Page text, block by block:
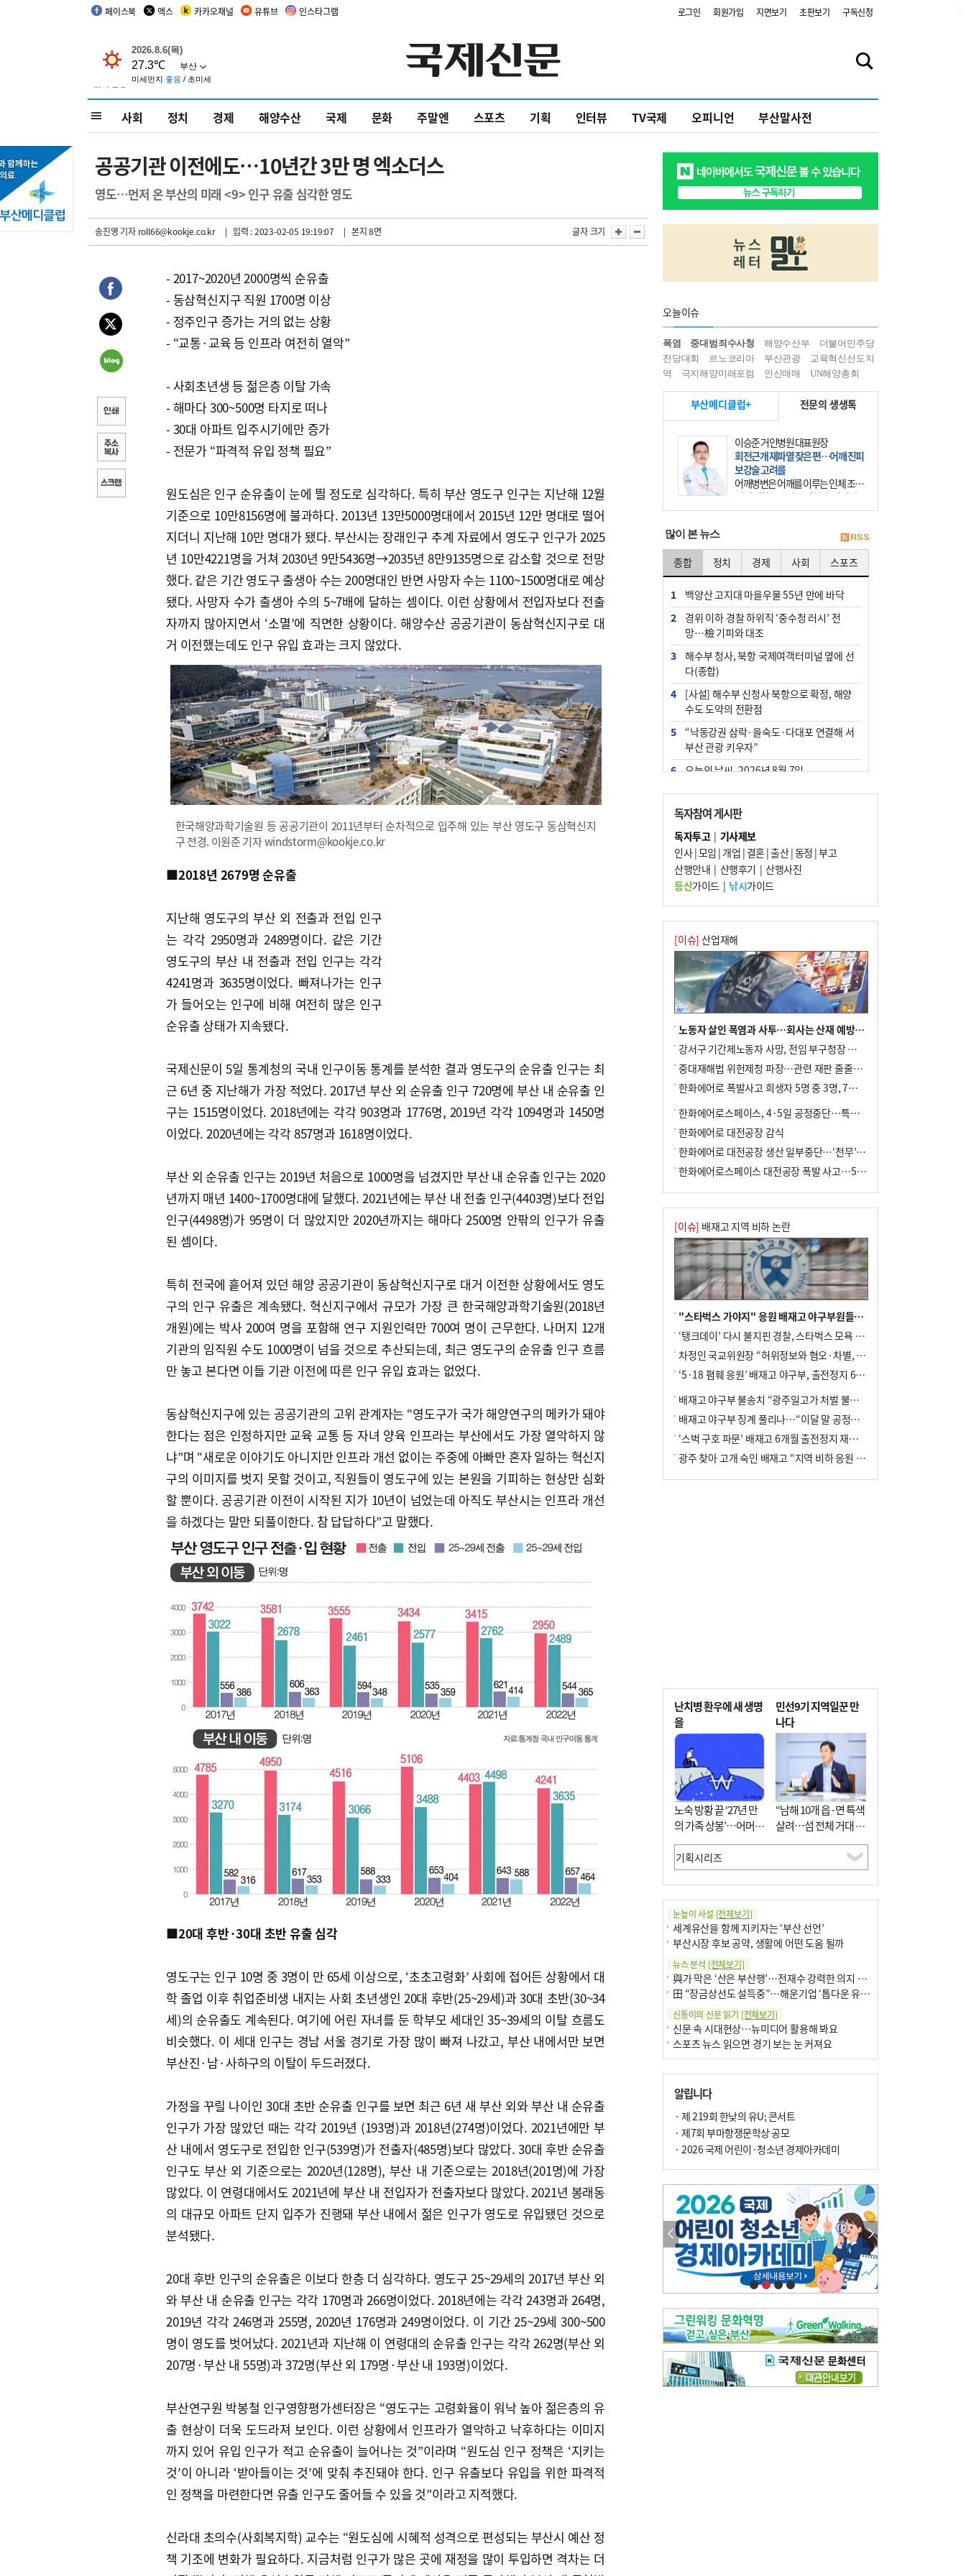
페이스북 엑스 카카오채널 유튜브 인스타그램 로그인 회원가입 지면보기 초판보기 구독신청
사회 정치 경제 해양수산 국제 문화 주말엔 스포츠 기획 인터뷰 TV국제 오피니언 부산말사전
공공기관 이전에도…10년간 3만 명 엑소더스
영도…먼저 온 부산의 미래 <9> 인구 유출 심각한 영도
송진영 기자roll66@kookje.co.kr | 입력 : 2023-02-05 19:19:07 | 본지 8면 글자 크기
- 2017~2020년 2000명씩 순유출
- 동삼혁신지구 직원 1700명 이상
- 정주인구 증가는 거의 없는 상황
- “교통·교육 등 인프라 여전히 열악”
- 사회초년생 등 젊은층 이탈 가속
- 해마다 300~500명 타지로 떠나
- 30대 아파트 입주시기에만 증가
- 전문가 “파격적 유입 정책 필요”
원도심은 인구 순유출이 눈에 띌 정도로 심각하다. 특히 부산 영도구 인구는 지난해 12월
기준으로 10만8156명에 불과하다. 2013년 13만5000명대에서 2015년 12만 명대로 떨어
지더니 지난해 10만 명대가 됐다. 부산시는 장래인구 추계 자료에서 영도구 인구가 2025
년 10만4221명을 거쳐 2030년 9만5436명→2035년 8만9135명으로 감소할 것으로 전망
했다. 같은 기간 영도구 출생아 수는 200명대인 반면 사망자 수는 1100~1500명대로 예상
됐다. 사망자 수가 출생아 수의 5~7배에 달하는 셈이다. 이런 상황에서 전입자보다 전출
자까지 많아지면서 ‘소멸’에 직면한 상황이다. 해양수산 공공기관이 동삼혁신지구로 대
거 이전했는데도 인구 유입 효과는 크지 않았다.
한국해양과학기술원 등 공공기관이 2011년부터 순차적으로 입주해 있는 부산 영도구 동삼혁신지
구 전경. 이원준 기자 windstorm@kookje.co.kr
■2018년 2679명 순유출
지난해 영도구의 부산 외 전출과 전입 인구
는 각각 2950명과 2489명이다. 같은 기간
영도구의 부산 내 전출과 전입 인구는 각각
4241명과 3635명이었다. 빠져나가는 인구
가 들어오는 인구에 비해 여전히 많은 인구
순유출 상태가 지속됐다.
국제신문이 5일 통계청의 국내 인구이동 통계를 분석한 결과 영도구의 순유출 인구는 최
근 6년 중 지난해가 가장 적었다. 2017년 부산 외 순유출 인구 720명에 부산 내 순유출 인
구는 1515명이었다. 2018년에는 각각 903명과 1776명, 2019년 각각 1094명과 1450명
이었다. 2020년에는 각각 857명과 1618명이었다.
부산 외 순유출 인구는 2019년 처음으로 1000명을 넘겼지만 부산 내 순유출 인구는 2020
년까지 매년 1400~1700명대에 달했다. 2021년에는 부산 내 전출 인구(4403명)보다 전입
인구(4498명)가 95명이 더 많았지만 2020년까지는 해마다 2500명 안팎의 인구가 유출
된 셈이다.
특히 전국에 흩어져 있던 해양 공공기관이 동삼혁신지구로 대거 이전한 상황에서도 영도
구의 인구 유출은 계속됐다. 혁신지구에서 규모가 가장 큰 한국해양과학기술원(2018년
개원)에는 박사 200여 명을 포함해 연구 지원인력만 700여 명이 근무한다. 나머지 12개
기관의 임직원 수도 1000명이 넘을 것으로 추산되는데, 최근 영도구의 순유출 인구 흐름
만 놓고 본다면 이들 기관 이전에 따른 인구 유입 효과는 없었다.
동삼혁신지구에 있는 공공기관의 고위 관계자는 “영도구가 국가 해양연구의 메카가 돼야
한다는 점은 인정하지만 교육 교통 등 자녀 양육 인프라는 부산에서도 가장 열악하지 않
냐”며 “새로운 이야기도 아니지만 인프라 개선 없이는 주중에 아빠만 혼자 일하는 혁신지
구의 이미지를 벗지 못할 것이고, 직원들이 영도구에 있는 본원을 기피하는 현상만 심화
할 뿐이다. 공공기관 이전이 시작된 지가 10년이 넘었는데 아직도 부산시는 인프라 개선
을 하겠다는 말만 되풀이한다. 참 답답하다”고 말했다.
■20대 후반·30대 초반 유출 심각
영도구는 인구 10명 중 3명이 만 65세 이상으로, ‘초초고령화’ 사회에 접어든 상황에서 대
학 졸업 이후 취업준비생 내지는 사회 초년생인 20대 후반(25~29세)과 30대 초반(30~34
세)의 순유출도 계속된다. 여기에 어린 자녀를 둔 학부모 세대인 35~39세의 이탈 흐름도
비슷했다. 이 세대 인구는 경남 서울 경기로 가장 많이 빠져 나갔고, 부산 내에서만 보면
부산진·남·사하구의 이탈이 두드러졌다.
가정을 꾸릴 나이인 30대 초반 순유출 인구를 보면 최근 6년 새 부산 외와 부산 내 순유출
인구가 가장 많았던 때는 각각 2019년 (193명)과 2018년(274명)이었다. 2021년에만 부
산 내에서 영도구로 전입한 인구(539명)가 전출자(485명)보다 많았다. 30대 후반 순유출
인구도 부산 외 기준으로는 2020년(128명), 부산 내 기준으로는 2018년(201명)에 가장
많았다. 이 연령대에서도 2021년에 부산 내 전입자가 전출자보다 많았다. 2021년 봉래동
의 대규모 아파트 단지 입주가 진행돼 부산 내에서 젊은 인구가 영도로 유입됐던 것으로
분석됐다.
20대 후반 인구의 순유출은 이보다 한층 더 심각하다. 영도구 25~29세의 2017년 부산 외
와 부산 내 순유출 인구는 각각 170명과 266명이었다. 2018년에는 각각 243명과 264명,
2019년 각각 246명과 255명, 2020년 176명과 249명이었다. 이 기간 25~29세 300~500
명이 영도를 벗어났다. 2021년과 지난해 이 연령대의 순유출 인구는 각각 262명(부산 외
207명·부산 내 55명)과 372명(부산 외 179명·부산 내 193명)이었다.
부산연구원 박봉철 인구영향평가센터장은 “영도구는 고령화율이 워낙 높아 젊은층의 유
출 현상이 더욱 도드라져 보인다. 이런 상황에서 인프라가 열악하고 낙후하다는 이미지
까지 있어 유입 인구가 적고 순유출이 늘어나는 것”이라며 “원도심 인구 정책은 ‘지키는
것’이 아니라 ‘받아들이는 것’에 맞춰 추진돼야 한다. 인구 유출보다 유입을 위한 파격적
인 정책을 마련한다면 유출 인구도 줄어들 수 있을 것”이라고 지적했다.
신라대 초의수(사회복지학) 교수는 “원도심에 시혜적 성격으로 편성되는 부산시 예산 정
책 기조에 변화가 필요하다. 지금처럼 인구가 많은 곳에 재정을 많이 투입하면 격차는 더
오늘이슈
폭염 중대범죄수사청 해양수산부
더불어민주당
전당대회
르노코리아 부산관광
교육혁신선도지
역
극지해양미래포럼 인신매매 UN해양총회
부산메디클럽+ 전문의 생생톡
이승준 거인병원 대표원장
회전근개 재파열 잦은 편…어깨 진피
보강술 고려를
어깨병변은 어깨를 이루는 인체 조직
에 발생하는 손상을 말한다. 여기에
는 오십견과 회전근개 증후군, 어깨
많이 본 뉴스
종합 정치 경제 사회 스포츠
1
백양산 고지대 마을우물 55년 만에 바닥
2
경위 이하 경찰 하위직 ‘중수청 러시’ 전
망…檢 기피와 대조
3
해수부 청사, 북항 국제여객터미널 옆에 선
다(종합)
4
[사설] 해수부 신청사 북항으로 확정, 해양
수도 도약의 전환점
5
“낙동강권 삼락·을숙도·다대포 연결해 서
부산 관광 키우자”
6
오늘의 날씨- 2026년 8월 7일
7
부울경 주말부터 비소식…‘극한 폭염’ 한풀
꺾일 듯
8
피란마을 67년 역사인데…전교생 24명 아
미초 통폐합 기로
9
외국인 선원 ‘인신매매 경유지’ 된 부산…
우려가 현실로
10 교육혁신선도지 공모 코앞인데…구·군 난
색에 교육청 ‘쩔쩔’
독자참여 게시판
독자투고| 기사제보
인사|모임 | 개업 | 결혼|출산|동정 |부고
산행안내 | 산행후기 | 산행사진
등산가이드| 낚시가이드
[이슈] 산업재해
노동자 살인 폭염과 사투…회사는 산재 예방·전기료 절감 전력
강서구 기간제노동자 사망, 전임 부구청장 檢 송치
중대재해법 위헌제청 파장…관련 재판 줄줄이 브레이크
한화에어로 폭발사고 희생자 5명 중 3명, 7일 영면
한화에어로스페이스, 4·5일 공정중단…특별 안전점검
한화에어로 대전공장 감식
한화에어로 대전공장 생산 일부중단…‘천무’ 수출 비상
한화에어로스페이스 대전공장 폭발 사고…5명 사망·2명 부상(종합)
[이슈] 배재고 지역 비하 논란
"스타벅스 가야지" 응원 배재고 야구부원들, 학교서 징계 처분
‘탱크데이’ 다시 불지핀 경찰, 스타벅스 모욕 혐의 압수수색
차정인 국교위원장 “허위정보와 혐오·차별, 학교 교실까지 유입"
‘5·18 폄훼 응원’ 배재고 야구부, 출전정지 6개월→1개월 감경
배재고 야구부 불송치 “광주일고가 처벌 불원 의사 표해”
배재고 야구부 징계 풀리나…“이달 말 공정위서 재심의”
‘스벅 구호 파문’ 배재고 6개월 출전정지 재심 신청키로
광주 찾아 고개 숙인 배재고 “지역 비하 응원 잘못”(종합)
난치병 환우에 새 생명
을
노숙 방황 끝 ‘27년 만
의 가족 상봉’…어머니
와 행복 꿈꿔
민선9기 지역일꾼 만
나다
“남해 10개 읍·면 특색
살려…섬 전체 거대 정
원으로 조성”
눈높이 사설 [전체보기]
세계유산을 함께 지키자는 ‘부산 선언’
부산시장 후보 공약, 생활에 어떤 도움 될까
뉴스 분석 [전체보기]
與가 막은 ‘산은 부산행’…전재수 강력한 의지 표명 없인 공염불
田 “장금상선도 설득중”…해운기업 ‘톱다운 유치전’ 가속
신통이의 신문 읽기 [전체보기]
신문 속 시대현상…뉴미디어 활용해 봐요
스포츠 뉴스 읽으면 경기 보는 눈 커져요
구·군 승진 축하화분 관행 없애자니 소상공인 울상
팩트체크[전체보기]
의령 한우산 털중나리
한 손 뉴스[전체보기]
시민이 개발한 폭염 대응 앱 ‘그늘로’ 길안내 지도 등 인기
골목 맛집 발굴 고메 셀렉션…부산시, 페스티벌 시월 연계
오늘의 날씨-[전체보기]
오늘의 날씨- 2026년 8월 7일
오늘의 날씨- 2026년 8월 6일
우리 결혼해요-[전체보기]
우리 결혼해요- 김홍윤·정세빈 커플
알립니다
· 제 219회 한낮의 유U; 콘서트
· 제7회 부마항쟁문학상 공모
· 2026 국제 어린이·청소년 경제아카데미